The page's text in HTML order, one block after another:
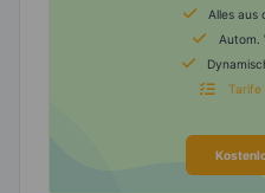
Alles aus
Autom.
Tarife